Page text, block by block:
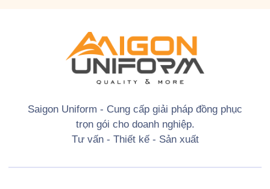
Saigon Uniform - Cung cấp giải pháp đồng phục
trọn gói cho doanh nghiệp.
Tư vấn - Thiết kế - Sản xuất